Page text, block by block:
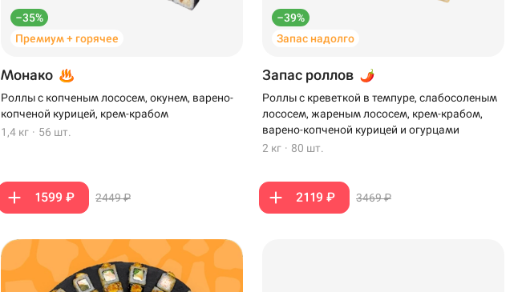
–35%
Премиум + горячее
Монако
Роллы с копченым лососем, окунем, варено-
копченой курицей, крем-крабом
1,4 кг · 56 шт.
1599 ₽ 2449 ₽
–39%
Запас надолго
Запас роллов
Роллы с креветкой в темпуре, слабосоленым
лососем, жареным лососем, крем-крабом,
варено-копченой курицей и огурцами
2 кг · 80 шт.
2119 ₽ 3469 ₽